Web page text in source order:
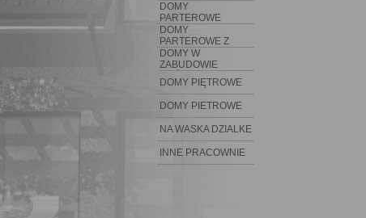
DOMY
PARTEROWE
DOMY
PARTEROWE Z
PODDASZEM
DOMY W
ZABUDOWIE
BLIŹNIACZEJ
DOMY PIĘTROWE
DOMY PIETROWE
NA WASKA DZIALKE
INNE PRACOWNIE